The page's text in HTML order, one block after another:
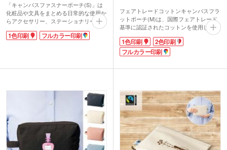
「キャンバスファスナーポーチ(S)」は
化粧品や文具をまとめる日常的な使用か
らアクセサリー、ステーショナリーなど
の持ち運びも便利できるポーチ。
人気のコットン素材でシンプルなデザイ
もございますので用途に合わせてお選び
1色印刷 フルカラー印刷
フェアトレードコットンキャンバスフラ
ットポーチ(M)は、国際フェアトレード
基準に認証されたコットンを使用してい
ます。フェアトレードとは発展途上国の
原料や製品を適正な価格で購入し、生産
者の生活改善や自立を支援する活動。身
な国際協力を始めるきっかけになりま
厚みです。付箋やメモと一緒に筆記用具
を入れたり、メイク道具一式をまとめた
りと、様々な用途で使えます。オリジナ
ル印刷でショップやブランドロゴを入れ
て、購入特典や、雑貨店の開店記念品な
どにいかがでしょうか。
1色印刷
2色印刷
フルカラー印刷